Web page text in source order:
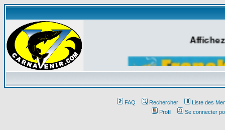
FAQ Rechercher
Liste des
Profil
Se connecter